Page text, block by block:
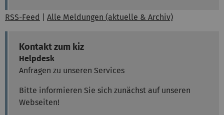
RSS-Feed Alle Meldungen (aktuelle & Archiv)
Kontakt zum kiz
Helpdesk
Anfragen zu unseren Services
Bitte informieren Sie sich zunächst auf unseren
Webseiten!